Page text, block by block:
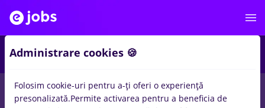
locuri de muncaprime kapitalinTimisoarapentru
experientainIT / Telecom
Administrare cookies 🍪
Folosim cookie-uri pentru a-ți oferi o experiență
presonalizată.Permite activarea pentru a beneficia de